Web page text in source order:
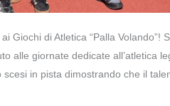
Giochi di Atletica “Palla Volando”!
alle giornate dedicate all’atletica
in pista dimostrando che il